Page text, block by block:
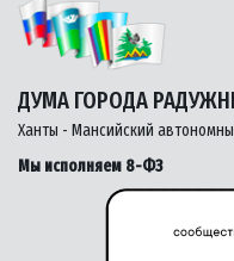
ДУМА ГОРОДА
Ханты - Мансийский
Мы исполняем 8-ФЗ